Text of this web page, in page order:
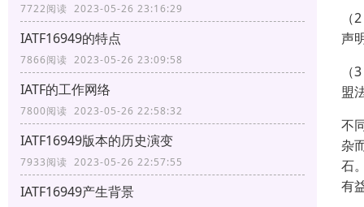
7722阅读 2023-05-26 23:16:29
IATF16949的特点
7866阅读 2023-05-26 23:09:58
IATF的工作网络
7800阅读 2023-05-26 22:58:32
IATF16949版本的历史演变
7933阅读 2023-05-26 22:57:55
IATF16949产生背景
声
盟
不
杂
石
有